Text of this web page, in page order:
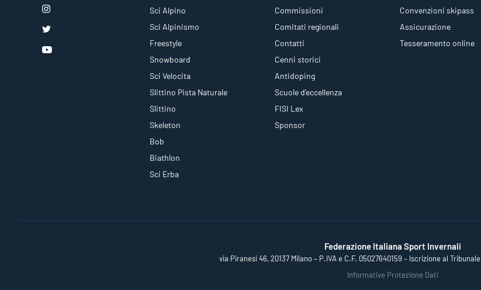
Sci Alpino
Sci Alpinismo
Freestyle
Snowboard
Sci Velocita
Slittino Pista Naturale
Slittino
Skeleton
Bob
Biathlon
Sci Erba
Commissioni
Comitati regionali
Contatti
Cenni storici
Antidoping
Scuole d'eccellenza
FISI Lex
Sponsor
Convenzioni skipass
Assicurazione
Tesseramento online
Federazione Italiana Sport Invernali
via Piranesi 46, 20137 Milano – P.IVA e C.F. 05027640159 – Iscrizione al
Informative Protezione Dati